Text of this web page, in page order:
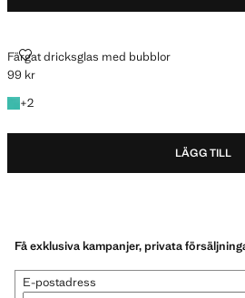
Färgat dricksglas med bubblor
FÄRGAT DRICKSGLAS MED BUBBLOR
Gällande pris [99 kr ]
99 kr
+2
+2 färger
LÄGG TILL
Få exklusiva kampanjer, privata
E-postadress